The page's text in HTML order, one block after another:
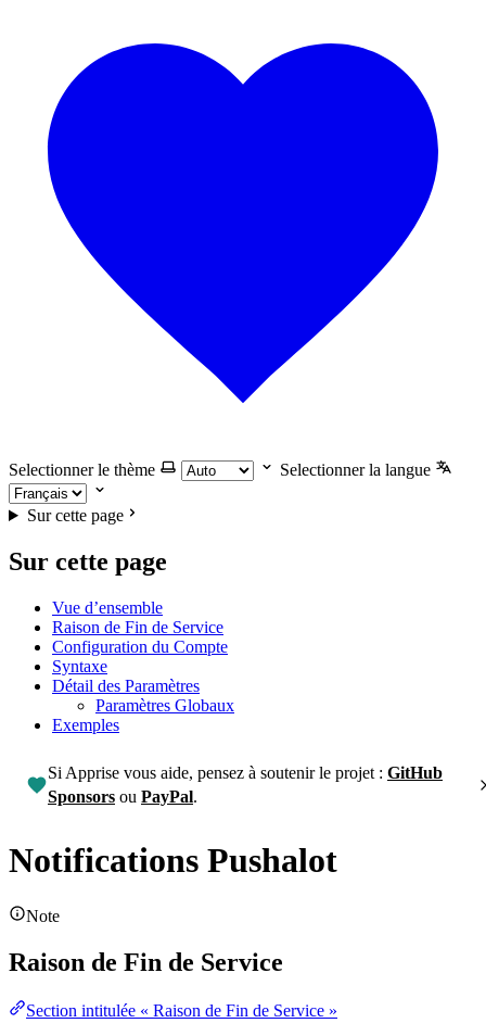
Selectionner le thème Selectionner la langue
Sur cette page
Sur cette page
Vue d’ensemble
Raison de Fin de Service
Configuration du Compte
Syntaxe
Détail des Paramètres
Paramètres Globaux
Exemples
Si Apprise vous aide, pensez à soutenir le projet : GitHub
Sponsors ou PayPal.
Notifications Pushalot
Note
Raison de Fin de Service
Section intitulée « Raison de Fin de Service »